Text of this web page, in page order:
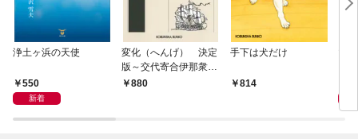
浄土ヶ浜の天使
550
新着
変化（へんげ） 決定
版～交代寄合伊那衆異
聞（1）～
880
手下は犬だけ
814